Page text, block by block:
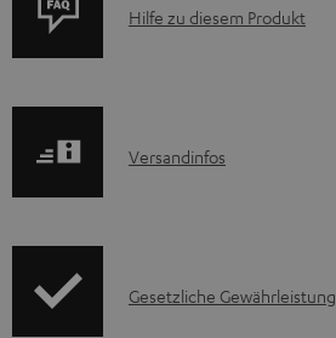
e
e
H
P
u
A
Hilfe zu diesem Produkt
I
r
Versandinfos
IGesetzliche Gewährleistung